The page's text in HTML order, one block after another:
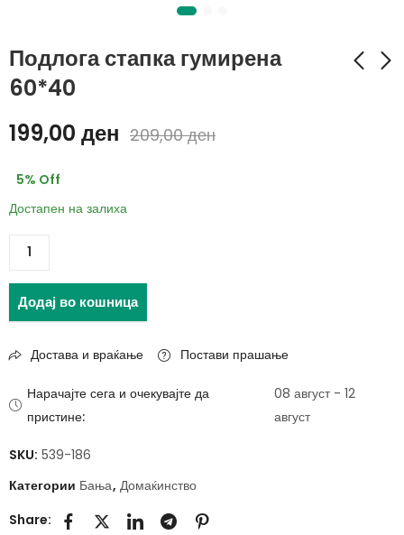
Подлога стапка гумирена
60*40
199,00 ден 209,00ден
5% Off
Достапен на залиха
Додај во кошница
Достава и враќање Постави прашање
Нарачајте сега и очекувајте да
пристине:
08 август - 12
август
SKU: 539-186
Категории Бања, Домаќинство
Share: